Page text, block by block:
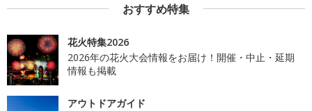
おすすめ特集
花火特集2026
2026年の花火大会情報をお届け！開催・中止・延期
情報も掲載
アウトドアガイド